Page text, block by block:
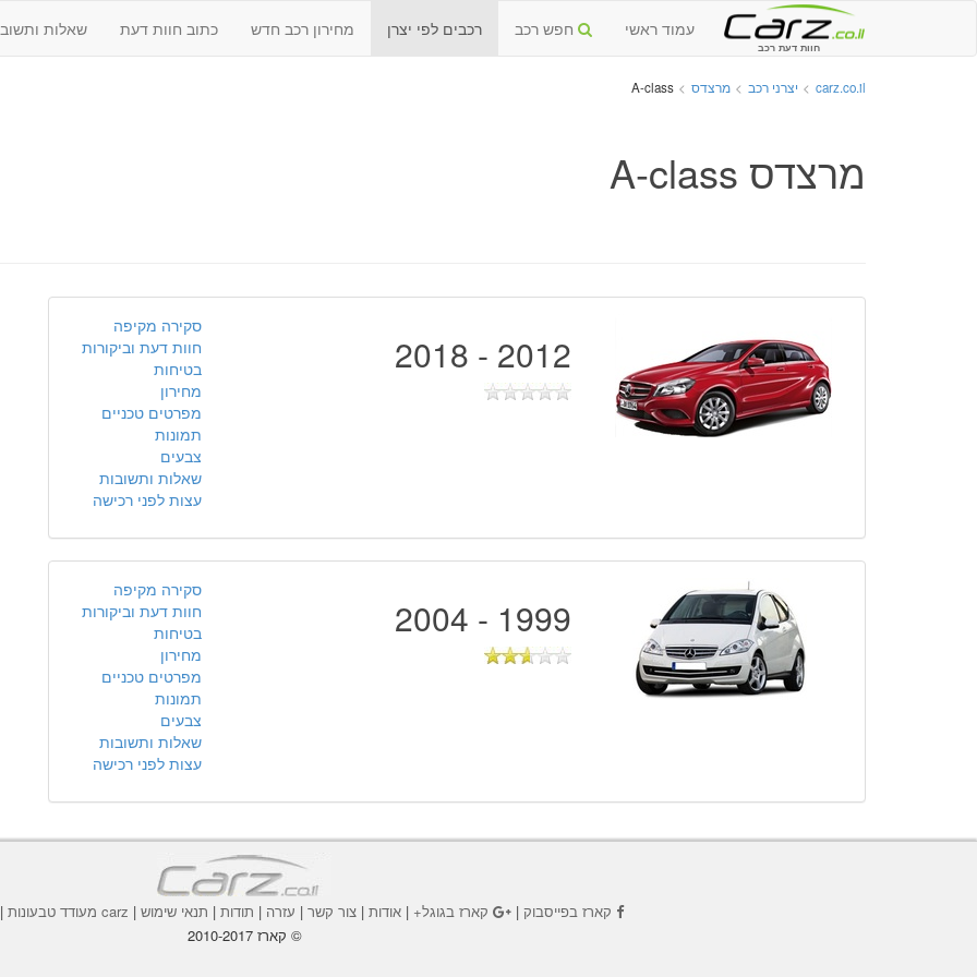
חוות דעת רכב
עמוד ראשי חפש רכב רכבים לפי יצרן מחירון רכב חדש כתוב חוות דעת שאלות
carz.co.il
> יצרני רכב > מרצדס >
A-class
מרצדס A-class
2012 - 2018
סקירה מקיפה
חוות דעת וביקורות
בטיחות
מחירון
מפרטים טכניים
תמונות
צבעים
שאלות ותשובות
עצות לפני רכישה
1999 - 2004
סקירה מקיפה
חוות דעת וביקורות
בטיחות
מחירון
מפרטים טכניים
תמונות
צבעים
שאלות ותשובות
עצות לפני רכישה
קארז בפייסבוק | קארז בגוגל+ | אודות | צור קשר | עזרה | תודות | תנאי שימוש | carz מעודד טבעונות |
© קארז 2010-2017